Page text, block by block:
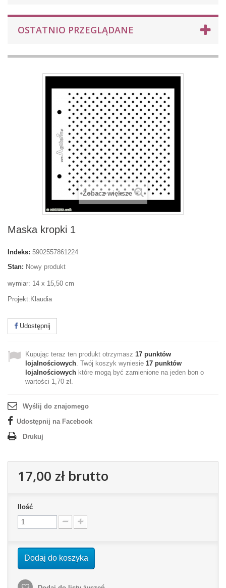
OSTATNIO PRZEGLĄDANE
Zobacz większe
Maska kropki 1
Indeks: 5902557861224
Stan: Nowy produkt
wymiar: 14 x 15,50 cm
Projekt:Klaudia
Udostępnij
Kupując teraz ten produkt otrzymasz 17 punktów
lojalnościowych. Twój koszyk wyniesie 17 punktów
lojalnościowych które mogą być zamienione na jeden bon o
wartości 1,70 zł.
Wyślij do znajomego
Udostępnij na Facebook
Drukuj
17,00 złbrutto
Ilość
Dodaj do koszyka